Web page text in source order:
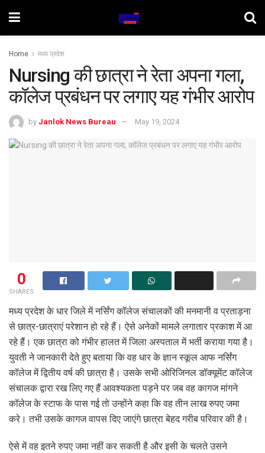
Home मध्य प्रदेश
Nursing की छात्रा ने रेता अपना गला,
कॉलेज प्रबंधन पर लगाए यह गंभीर आरोप
by Janlok News Bureau May 19, 2024
0
SHARES
मध्य प्रदेश के धार जिले में नर्सिंग कॉलेज संचालकों की मनमानी व प्रताड़ना
से छात्र-छात्राएं परेशान हो रहे हैं। ऐसे अनेकों मामले लगातार प्रकाश में आ
रहे हैं। एक छात्रा को गंभीर हालत में जिला अस्पताल में भर्ती कराया गया है।
युवती ने जानकारी देते हुए बताया कि वह धार के ज्ञान स्कूल आफ नर्सिंग
कॉलेज में द्वितीय वर्ष की छात्रा है। उसके सभी ओरिजिनल डॉक्यूमेंट कॉलेज
संचालक द्वारा रख लिए गए हैं आवश्यकता पड़ने पर जब वह कागज मांगने
कॉलेज के स्टाफ के पास गई तो उन्होंने कहा कि वह तीन लाख रुपए जमा
करे। तभी उसके कागज वापस दिए जाएंगे छात्रा बेहद गरीब परिवार की है।
ऐसे में वह इतने रुपए जमा नहीं कर सकती है और इसी के चलते उसने